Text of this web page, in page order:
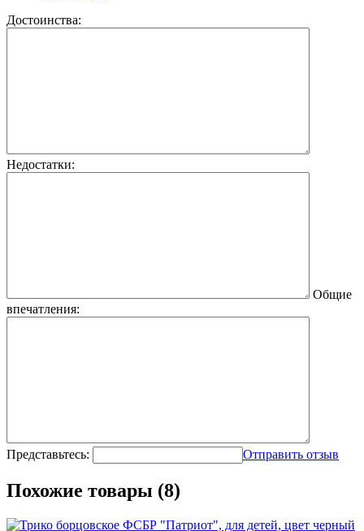
Достоинства:
Недостатки:
Общие
впечатления:
Представьтесь: Отправить отзыв
Похожие товары (8)